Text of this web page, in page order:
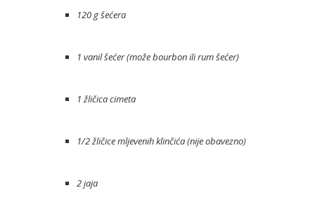
120 g šećera
1 vanil šećer (može bourbon ili rum šećer)
1 žličica cimeta
1/2 žličice mljevenih klinčića (nije obavezno)
2 jaja